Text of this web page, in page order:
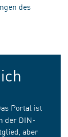
des
Portal ist
der DIN-
aber